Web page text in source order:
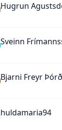
Hugrun
Sveinn
Bjarni Freyr
huldamaria94